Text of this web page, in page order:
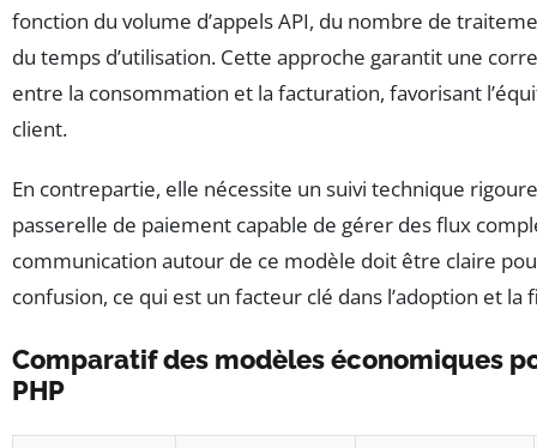
fonction du volume d’appels API, du nombre de
du temps d’utilisation. Cette approche garantit une
entre la consommation et la facturation, favorisant
client.
En contrepartie, elle nécessite un suivi technique
passerelle de paiement capable de gérer des flux
communication autour de ce modèle doit être claire
confusion, ce qui est un facteur clé dans l’adoption et la
Comparatif des modèles économiques
PHP